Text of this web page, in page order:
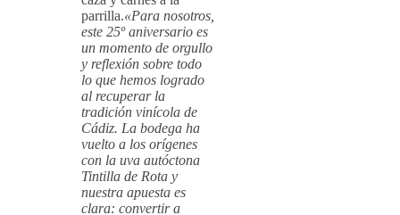
parrilla.«Para nosotros,
este 25º aniversario es
un momento de orgullo
y reflexión sobre todo
lo que hemos logrado
al recuperar la
tradición vinícola de
Cádiz. La bodega ha
vuelto a los orígenes
con la uva autóctona
Tintilla de Rota y
nuestra apuesta es
clara: convertir a